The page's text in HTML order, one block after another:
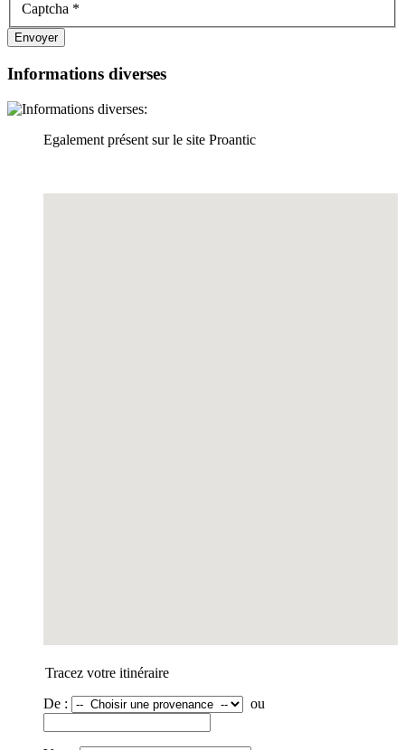
Captcha *
Envoyer
Informations diverses
Egalement présent sur le site Proantic
Tracez votre itinéraire
De :
ou